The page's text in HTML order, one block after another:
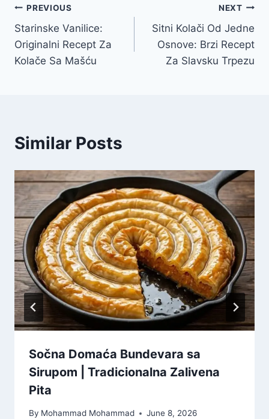
Post
navigation
PREVIOUS
Starinske Vanilice:
Originalni Recept Za
Kolače Sa Mašću
NEXT
Sitni Kolači Od Jedne
Osnove: Brzi Recept
Za Slavsku Trpezu
Similar Posts
Sočna Domaća Bundevara sa
Sirupom | Tradicionalna Zalivena
Pita
By Mohammad Mohammad June 8, 2026